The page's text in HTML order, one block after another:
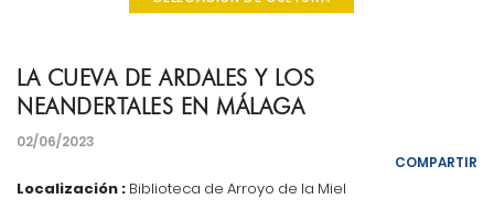
LA CUEVA DE ARDALES Y LOS
NEANDERTALES EN MÁLAGA
02/06/2023
COMPARTIR
Localización : Biblioteca de Arroyo de la Miel